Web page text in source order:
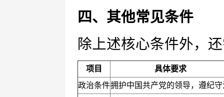
四、其他常见条件
除上述核心条件外，
项目
具体要求
政治条件拥护中国共产党的领导，遵纪守